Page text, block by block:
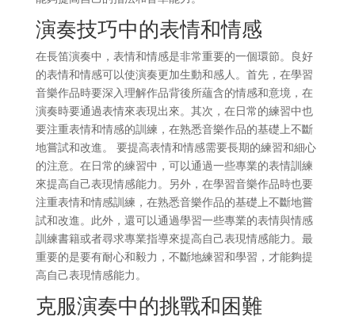
演奏技巧中的表情和情感
在長笛演奏中，表情和情感是非常重要的一個環節。良好
的表情和情感可以使演奏更加生動和感人。首先，在學習
音樂作品時要深入理解作品背後所蘊含的情感和意境，在
演奏時要通過表情來表現出來。其次，在日常的練習中也
要注重表情和情感的訓練，在熟悉音樂作品的基礎上不斷
地嘗試和改進。 要提高表情和情感需要長期的練習和細心
的注意。在日常的練習中，可以通過一些專業的表情訓練
來提高自己表現情感能力。另外，在學習音樂作品時也要
注重表情和情感訓練，在熟悉音樂作品的基礎上不斷地嘗
試和改進。此外，還可以通過學習一些專業的表情與情感
訓練書籍或者尋求專業指導來提高自己表現情感能力。最
重要的是要有耐心和毅力，不斷地練習和學習，才能夠提
高自己表現情感能力。
克服演奏中的挑戰和困難